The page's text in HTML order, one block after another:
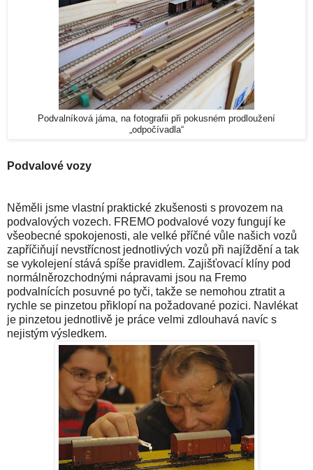
Podvalníková jáma, na fotografii při pokusném prodloužení
„odpočívadla“
Podvalové vozy
Něměli jsme vlastní praktické zkušenosti s provozem na
podvalových vozech. FREMO podvalové vozy fungují ke
všeobecné spokojenosti, ale velké příčné vůle našich vozů
zapříčiňují nevstřícnost jednotlivých vozů při najíždění a tak
se vykolejení stává spíše pravidlem. Zajišťovací klíny pod
normálněrozchodnými nápravami jsou na Fremo
podvalnících posuvné po tyči, takže se nemohou ztratit a
rychle se pinzetou přiklopí na požadované pozici. Navlékat
je pinzetou jednotlivě je práce velmi zdlouhavá navíc s
nejistým výsledkem.